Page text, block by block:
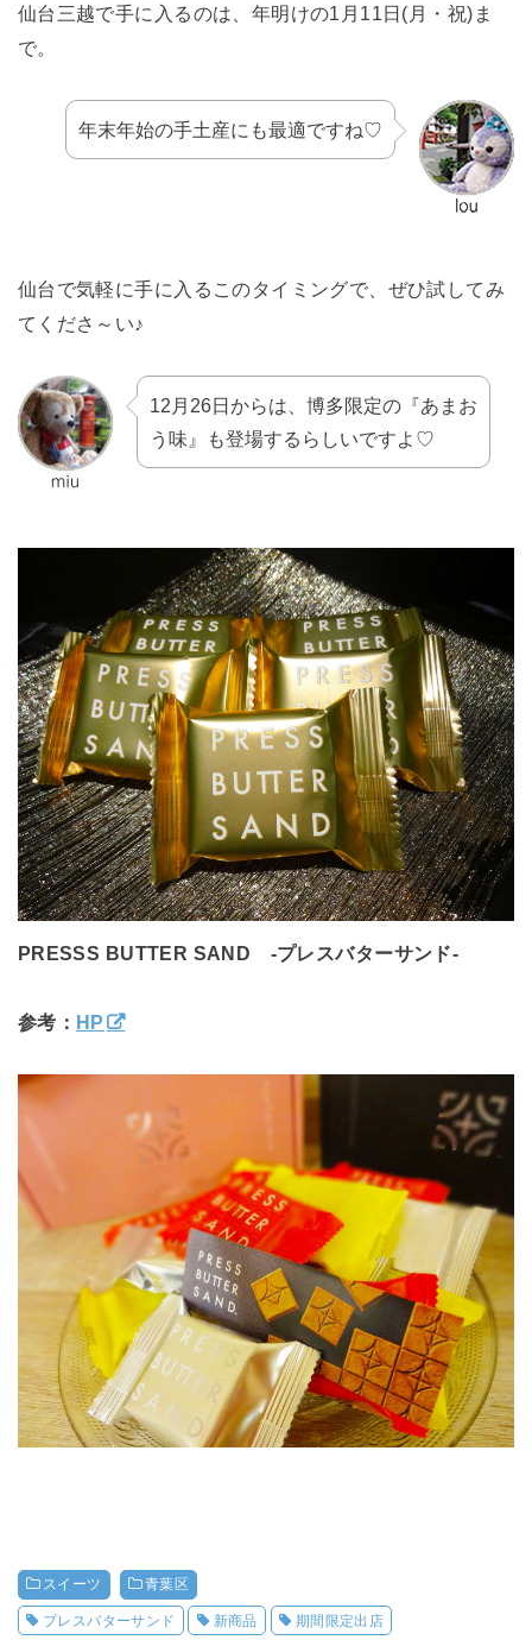
仙台三越で手に入るのは、年明けの1月11日(月・祝)ま
で。
年末年始の手土産にも最適ですね♡
仙台で気軽に手に入るこのタイミングで、ぜひ試してみ
てくださ～い♪
12月26日からは、博多限定の『あまお
う味』も登場するらしいですよ♡
PRESSS BUTTER SAND -プレスバターサンド-
参考： HP
スイーツ 青葉区
プレスバターサンド 新商品 期間限定出店